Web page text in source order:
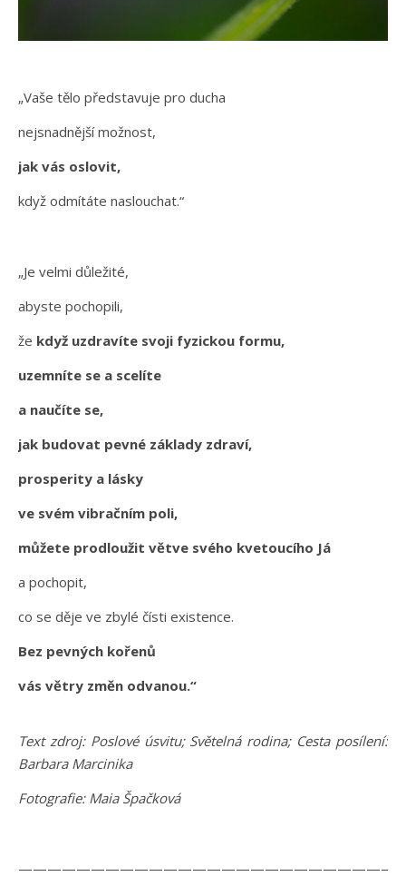
„Vaše tělo představuje pro ducha
nejsnadnější možnost,
jak vás oslovit,
když odmítáte naslouchat.“
„Je velmi důležité,
abyste pochopili,
že když uzdravíte svoji fyzickou formu,
uzemníte se a scelíte
a naučíte se,
jak budovat pevné základy zdraví,
prosperity a lásky
ve svém vibračním poli,
můžete prodloužit větve svého kvetoucího Já
a pochopit,
co se děje ve zbylé čísti existence.
Bez pevných kořenů
vás větry změn odvanou.“
Text zdroj: Poslové úsvitu; Světelná rodina; Cesta posílení:
Barbara Marcinika
Fotografie: Maia Špačková